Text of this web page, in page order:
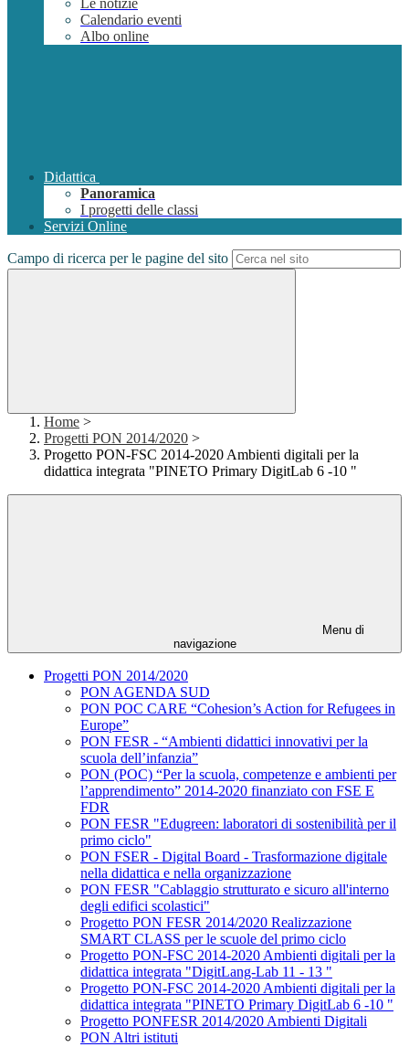
Le notizie
Calendario eventi
Albo online
Didattica
Panoramica
I progetti delle classi
Servizi Online
Campo di ricerca per le pagine del sito
Home >
Progetti PON 2014/2020 >
Progetto PON-FSC 2014-2020 Ambienti digitali per la
didattica integrata "PINETO Primary DigitLab 6 -10 "
Menu di
navigazione
Progetti PON 2014/2020
PON AGENDA SUD
PON POC CARE “Cohesion’s Action for Refugees in
Europe”
PON FESR - “Ambienti didattici innovativi per la
scuola dell’infanzia”
PON (POC) “Per la scuola, competenze e ambienti per
l’apprendimento” 2014-2020 finanziato con FSE E
FDR
PON FESR "Edugreen: laboratori di sostenibilità per il
primo ciclo"
PON FSER - Digital Board - Trasformazione digitale
nella didattica e nella organizzazione
PON FESR "Cablaggio strutturato e sicuro all'interno
degli edifici scolastici"
Progetto PON FESR 2014/2020 Realizzazione
SMART CLASS per le scuole del primo ciclo
Progetto PON-FSC 2014-2020 Ambienti digitali per la
didattica integrata "DigitLang-Lab 11 - 13 "
Progetto PON-FSC 2014-2020 Ambienti digitali per la
didattica integrata "PINETO Primary DigitLab 6 -10 "
Progetto PONFESR 2014/2020 Ambienti Digitali
PON Altri istituti